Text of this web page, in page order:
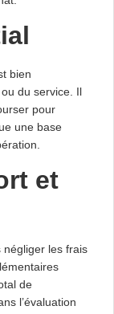
bien
du service. Il
pour
une base
et
négliger les frais
de
l’évaluation